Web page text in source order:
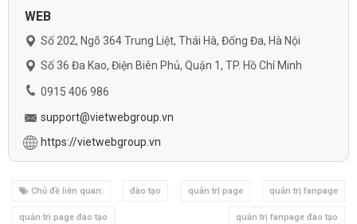
WEB
Số 202, Ngõ 364 Trung Liệt, Thái Hà, Đống Đa, Hà Nội
Số 36 Đa Kao, Điện Biên Phủ, Quận 1, TP. Hồ Chí Minh
0915 406 986
support@vietwebgroup.vn
https://vietwebgroup.vn
Chủ đề liên quan: đào tạo quản trị page quản trị fanpage
quản trị page đào tạo quản trị fanpage đào tạo